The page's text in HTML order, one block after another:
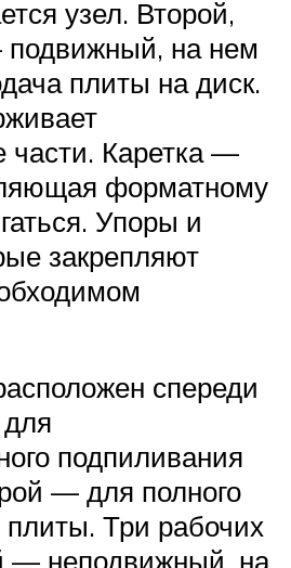
узел. Второй,
на нем
плиты на диск.
части. Каретка —
форматному
Упоры и
закрепляют
спереди
подпиливания
— для полного
Три рабочих
— неподвижный, на